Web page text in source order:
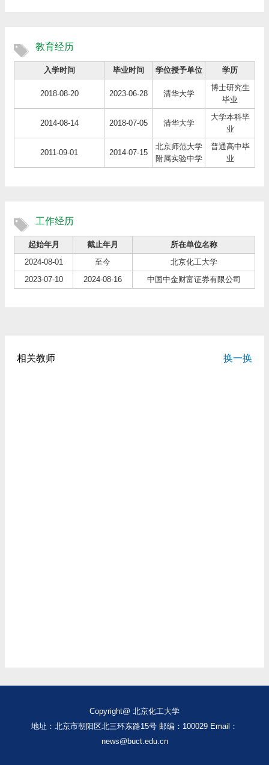
教育经历
入学时间 毕业时间 学位授予单位 学历
2018-08-20 2023-06-28 清华大学
博士研究生
毕业
2014-08-14 2018-07-05 清华大学
大学本科毕
业
2011-09-01 2014-07-15
北京师范大学
附属实验中学
普通高中毕
业
工作经历
起始年月 截止年月
所在单位名称
2024-08-01
至今
北京化工大学
2023-07-10
2024-08-16 中国中金财富证券有限公司
Copyright@ 北京化工大学
地址：北京市朝阳区北三环东路15号 邮编：100029 Email：
news@buct.edu.cn